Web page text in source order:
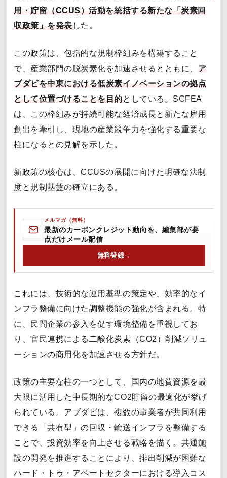
用・貯留（CCUS ）活動を統括する新たな「炭素回
収政策」を発表 した。
この政策は、包括的な規制枠組みを構築すること
で、産業部門の脱炭素化を加速させるとともに、 ア
ブダビを中東における低炭素イノベーションの拠点
として位置づけることを目的としている。SCFEA
は、この枠組みが持続可能な経済成長と新たな雇用
創出を牽引し、現地の産業競争力を強化する重要な
柱になるとの見解を示した。
新政策の核心は、CCUSの展開に向けた明確な法制
度と規制基盤の確立にある。
メルマガ（無料）
最新のカーボンクレジット動向を、編集部が要
点だけメール配信
無料登録→
これには、技術的な運用基準の策定や、効率的なイ
ンフラ整備に向けた調整機能の強化が含まれる。特
に、民間企業の参入を促す環境整備を重視してお
り、官民連携による二酸化炭素（CO2）削減ソリュ
ーションの商用化を加速させる方針だ。
政策の主要な柱の一つとして、国内の地質資源を最
大限に活用した中長期的なCO2貯留の最適化が挙げ
られている。アブダビは、複数の事業者が共同利用
できる「共有型」の回収・輸送インフラを整備する
ことで、投資効率を向上させる戦略を描く。共通施
設の開発を推進することにより、排出削減が困難な
ハード・トゥ・アベートセクターにおける導入コス